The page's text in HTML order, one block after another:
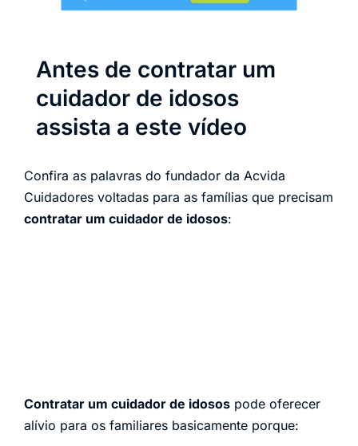
Antes de contratar um
cuidador de idosos
assista a este vídeo
Confira as palavras do fundador da Acvida
Cuidadores voltadas para as famílias que precisam
contratar um cuidador de idosos:
Contratar um cuidador de idosos pode oferecer
alívio para os familiares basicamente porque: